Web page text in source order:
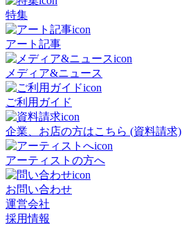
特集
アート記事
メディア&ニュース
ご利用ガイド
企業、お店の方はこちら (資料請求)
アーティストの方へ
お問い合わせ
運営会社
採用情報